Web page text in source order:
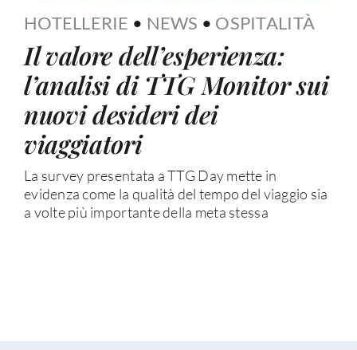
HOTELLERIE • NEWS • OSPITALITÀ
Il valore dell’esperienza:
l’analisi di TTG Monitor sui
nuovi desideri dei
viaggiatori
La survey presentata a TTG Day mette in
evidenza come la qualità del tempo del viaggio sia
a volte più importante della meta stessa